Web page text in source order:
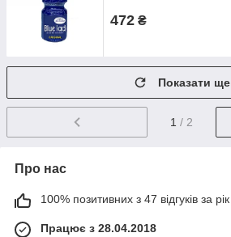
472 ₴
Показати ще
1 / 2
Про нас
100% позитивних з 47 відгуків за рік
Працює з 28.04.2018